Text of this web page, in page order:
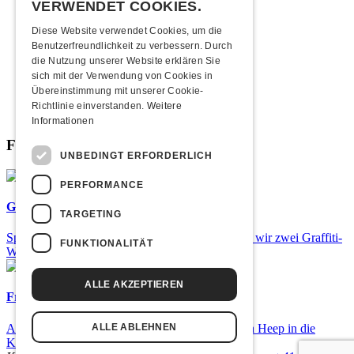
2010
2009
2008
2007
2006
2005
2004
2003
Fabrikgeflüster
Graffiti-Workshops
Spray dein eigenes Graffiti! Im September führen wir zwei Graffiti-
Workshops für Kinder und Jugendliche durch.
Frisch bestätigt: Uriah Heep
Am Sonntag, 15. November 2026 kommen Uriah Heep in die
Kulturfabrik Kofmehl!
VERWENDET COOKIES.
Diese Website verwendet Cookies, um die
Benutzerfreundlichkeit zu verbessern. Durch
die Nutzung unserer Website erklären Sie
sich mit der Verwendung von Cookies in
Übereinstimmung mit unserer Cookie-
Richtlinie einverstanden. Weitere
Informationen
UNBEDINGT ERFORDERLICH
PERFORMANCE
TARGETING
FUNKTIONALITÄT
ALLE AKZEPTIEREN
ALLE ABLEHNEN